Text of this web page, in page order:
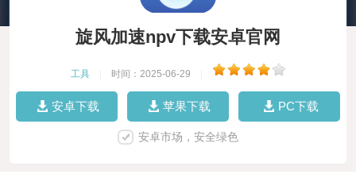
旋风加速npv下载安卓官网
工具 时间：2025-06-29
安卓下载 苹果下载 PC下载
安卓市场，安全绿色